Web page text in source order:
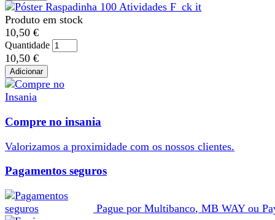
Produto em stock
10,50 €
Quantidade
10,50 €
Adicionar
Compre no insania
Valorizamos a proximidade com os nossos clientes.
Pagamentos seguros
Pague por Multibanco, MB WAYou